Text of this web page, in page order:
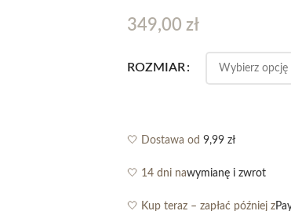
349,00 zł
ROZMIAR
🤍 Dostawa od 9,99 zł
🤍 14 dni nawymianę i zwrot
🤍 Kup teraz – zapłać później z